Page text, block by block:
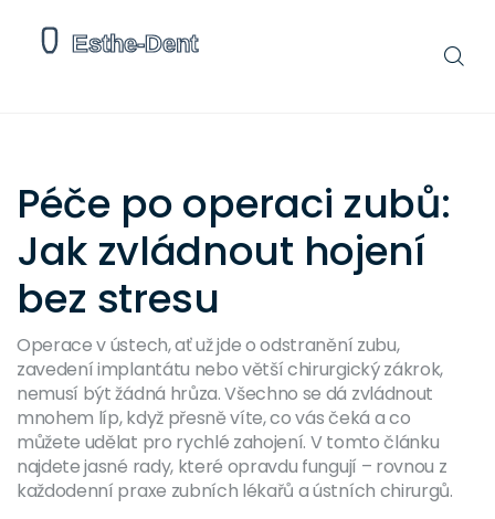
Péče po operaci zubů:
Jak zvládnout hojení
bez stresu
Operace v ústech, ať už jde o odstranění zubu,
zavedení implantátu nebo větší chirurgický zákrok,
nemusí být žádná hrůza. Všechno se dá zvládnout
mnohem líp, když přesně víte, co vás čeká a co
můžete udělat pro rychlé zahojení. V tomto článku
najdete jasné rady, které opravdu fungují – rovnou z
každodenní praxe zubních lékařů a ústních chirurgů.